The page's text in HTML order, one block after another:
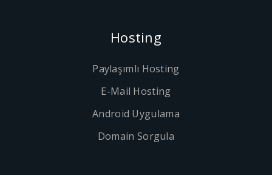
Hosting
Paylaşımlı Hosting
E-Mail Hosting
Android Uygulama
Domain Sorgula